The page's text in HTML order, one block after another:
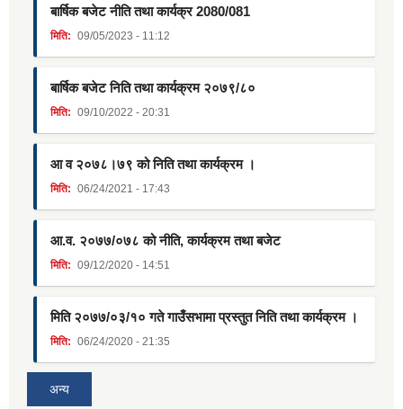
बार्षिक बजेट नीति तथा कार्यक्र 2080/081
मिति: 09/05/2023 - 11:12
बार्षिक बजेट निति तथा कार्यक्रम २०७९/८०
मिति: 09/10/2022 - 20:31
आ व २०७८।७९ को निति तथा कार्यक्रम ।
मिति: 06/24/2021 - 17:43
आ.व. २०७७/०७८ को नीति, कार्यक्रम तथा बजेट
मिति: 09/12/2020 - 14:51
मिति २०७७/०३/१० गते गाउँसभामा प्रस्तुत निति तथा कार्यक्रम ।
मिति: 06/24/2020 - 21:35
अन्य